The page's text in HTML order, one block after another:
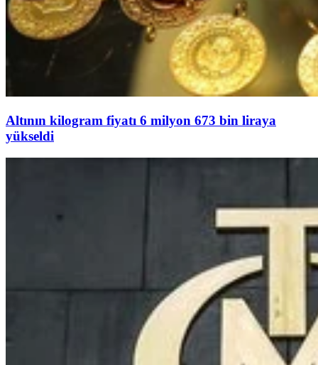
Altının kilogram fiyatı 6 milyon 673 bin liraya
yükseldi